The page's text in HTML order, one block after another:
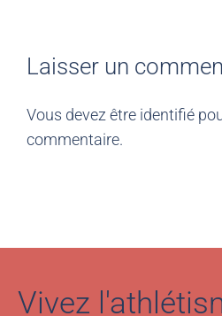
commentaire.
Vivez